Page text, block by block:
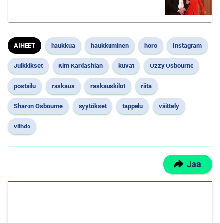
AIHEET haukkua haukkuminen horo Instagram
Julkkikset Kim Kardashian kuvat Ozzy Osbourne
postailu raskaus raskauskilot riita
Sharon Osbourne syytökset tappelu väittely
viihde
Jaa